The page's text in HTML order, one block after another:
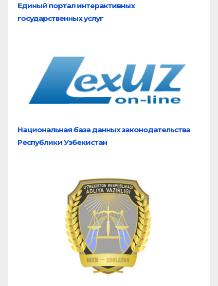
Единый портал интерактивных
государственных услуг
Национальная база данных законодательства
Республики Узбекистан